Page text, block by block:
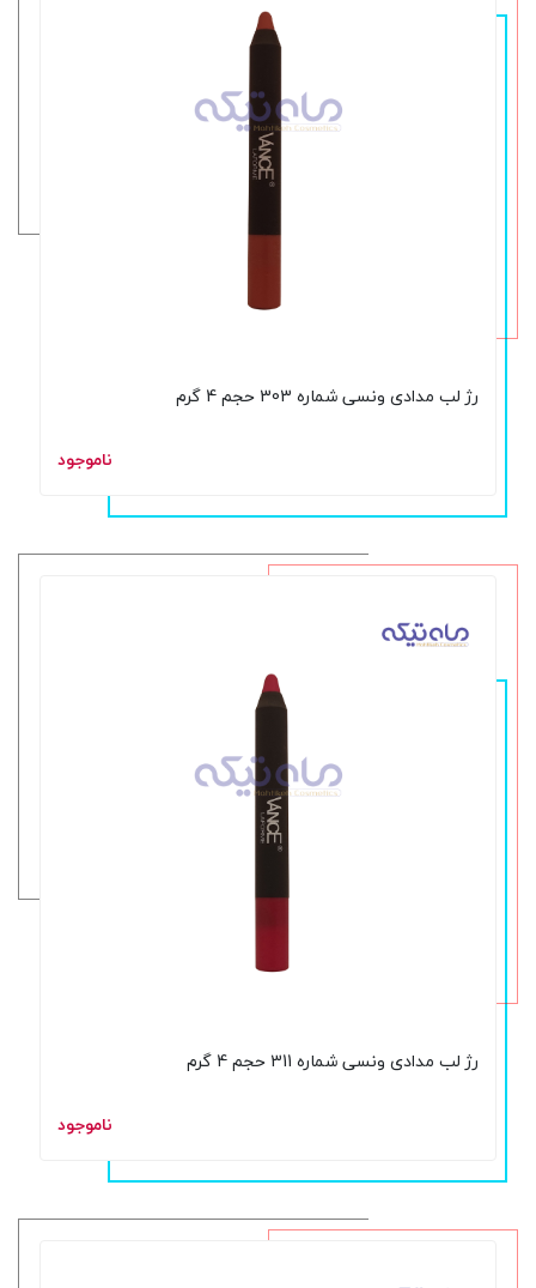
رژ لب مدادی ونسی شماره 303 حجم 4 گرم
ناموجود
رژ لب مدادی ونسی شماره 311 حجم 4 گرم
ناموجود